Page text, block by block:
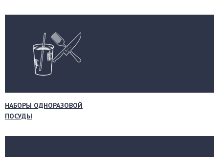
НАБОРЫ ОДНОРАЗОВОЙ
ПОСУДЫ